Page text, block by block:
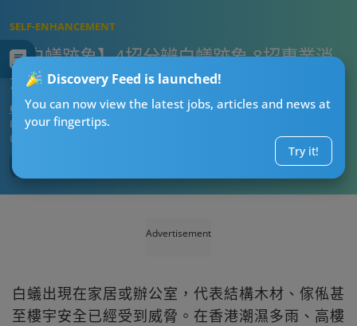
Discovery Feed is launched!
You can now view the latest jobs, articles and news at
your fingertips.
Try it!
SELF-ENHANCEMENT
【白蟻跡象】4招分辨白蟻跡象 8招專業消
滅方法+正確防治
CTgoodjobs’ Editor
Published:2026-08-04 14:37
Updated:
Advertisement
白蟻出現在家居或辦公室，代表結構木材、傢俬甚
至樓宇安全已經受到威脅。在香港潮濕多雨、高樓